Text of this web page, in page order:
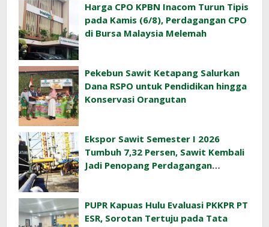
Harga CPO KPBN Inacom Turun Tipis
pada Kamis (6/8), Perdagangan CPO
di Bursa Malaysia Melemah
Pekebun Sawit Ketapang Salurkan
Dana RSPO untuk Pendidikan hingga
Konservasi Orangutan
Ekspor Sawit Semester I 2026
Tumbuh 7,32 Persen, Sawit Kembali
Jadi Penopang Perdagangan
PUPR Kapuas Hulu Evaluasi PKKPR PT
ESR, Sorotan Tertuju pada Tata